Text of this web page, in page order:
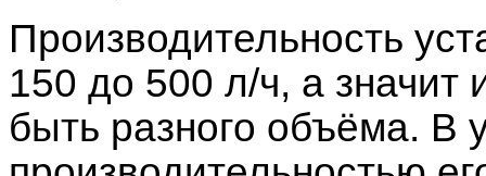
Производительность
150 до 500 л/ч, а значит
быть разного объёма. В